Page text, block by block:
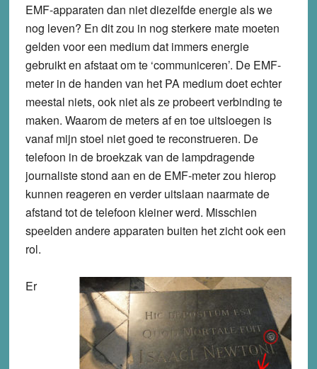
EMF-apparaten dan niet diezelfde energie als we
nog leven? En dit zou in nog sterkere mate moeten
gelden voor een medium dat immers energie
gebruikt en afstaat om te ‘communiceren’. De EMF-
meter in de handen van het PA medium doet echter
meestal niets, ook niet als ze probeert verbinding te
maken. Waarom de meters af en toe uitsloegen is
vanaf mijn stoel niet goed te reconstrueren. De
telefoon in de broekzak van de lampdragende
journaliste stond aan en de EMF-meter zou hierop
kunnen reageren en verder uitslaan naarmate de
afstand tot de telefoon kleiner werd. Misschien
speelden andere apparaten buiten het zicht ook een
rol.
Er